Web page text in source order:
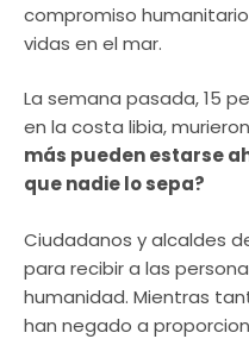
compromiso
vidas en el mar.
La semana pasada, 15
en la costa libia,
más pueden estarse
que nadie lo sepa?
Ciudadanos y alcaldes
para recibir a las
humanidad. Mientras
han negado a